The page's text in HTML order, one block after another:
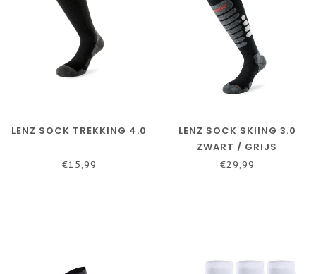
LENZ SOCK TREKKING 4.0
€15,99
LENZ SOCK SKIING 3.0
ZWART / GRIJS
€29,99